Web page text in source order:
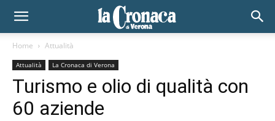
Home Attualità
Attualità La Cronaca di Verona
Turismo e olio di qualità con
60 aziende